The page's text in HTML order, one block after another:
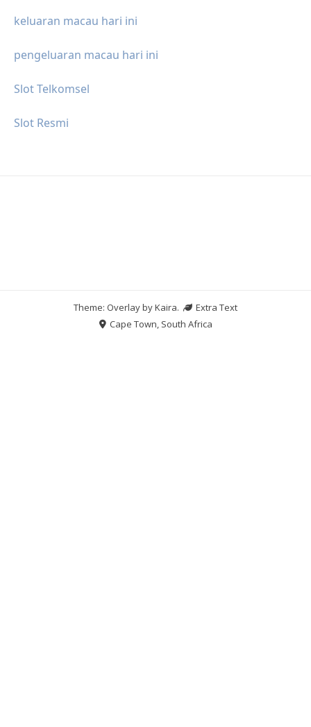
keluaran macau hari ini
pengeluaran macau hari ini
Slot Telkomsel
Slot Resmi
Theme: Overlay byKaira.
Extra Text
Cape Town, South Africa